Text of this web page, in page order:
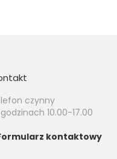
czynny
10.00-17.00
kontaktowy